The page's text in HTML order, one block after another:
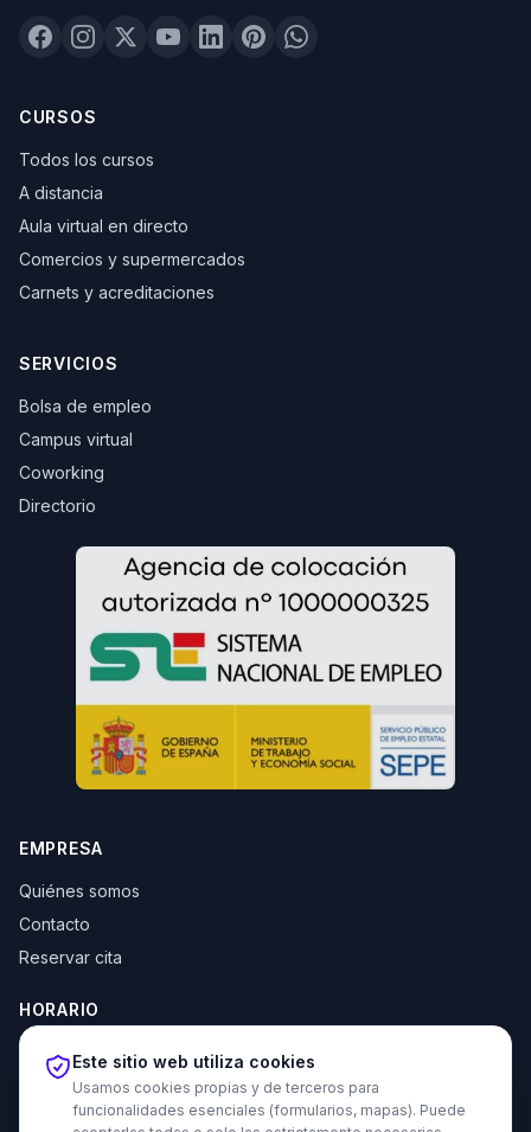
CURSOS
Todos los cursos
A distancia
Aula virtual en directo
Comercios y supermercados
Carnets y acreditaciones
SERVICIOS
Bolsa de empleo
Campus virtual
Coworking
Directorio
EMPRESA
Quiénes somos
Contacto
Reservar cita
HORARIO
Lun–Jue: 10:00–14:00 y 16:30–20:00
Vie: 10:00–14:00
Este sitio web utiliza cookies
Usamos cookies propias y de terceros para
funcionalidades esenciales (formularios, mapas). Puede